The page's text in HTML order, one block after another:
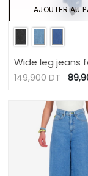
Wide leg jeans
WIDED
149,900DT
AJOUTER AU